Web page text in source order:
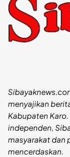
menyajikan
Kabupaten
independen,
masyarakat dan
mencerdaskan.